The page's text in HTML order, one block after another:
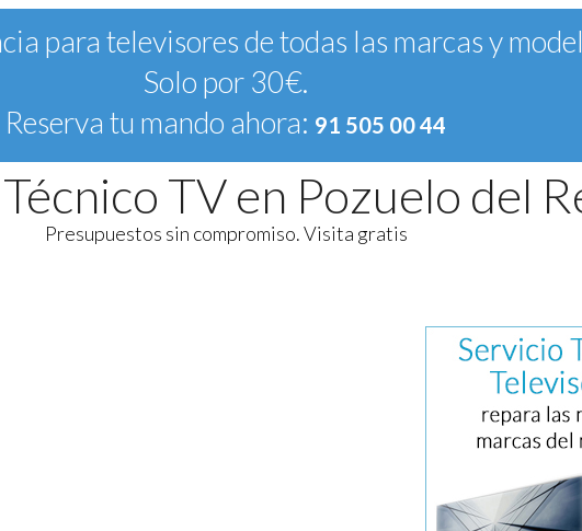
para televisores de todas las marcas y
Solo por 30€.
Reserva tu mando ahora: 91 505 00 44
TV en Pozuelo del
Presupuestos sin compromiso. Visita gratis